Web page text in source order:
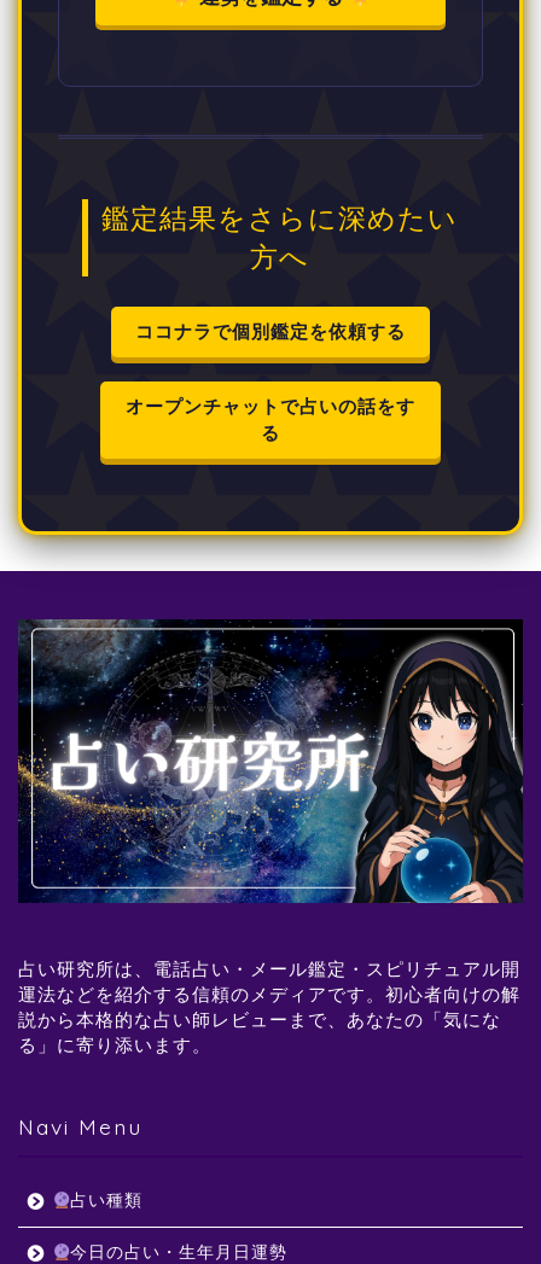
鑑定結果をさらに深めたい
方へ
ココナラで個別鑑定を依頼する
オープンチャットで占いの話をす
る
占い研究所は、電話占い・メール鑑定・スピリチュアル開
運法などを紹介する信頼のメディアです。初心者向けの解
説から本格的な占い師レビューまで、あなたの「気にな
る」に寄り添います。
Navi Menu
占い種類
今日の占い・生年月日運勢